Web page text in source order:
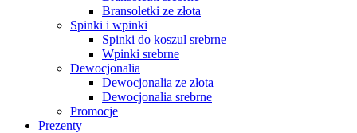
Bransoletki ze złota
Spinki i wpinki
Spinki do koszul srebrne
Wpinki srebrne
Dewocjonalia
Dewocjonalia ze złota
Dewocjonalia srebrne
Promocje
Prezenty